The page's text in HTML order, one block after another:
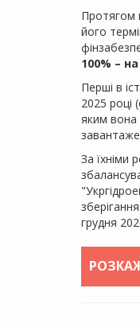
Протягом
його
100% –
Перші в
2025 році
яким вона
За їхніми
грудня